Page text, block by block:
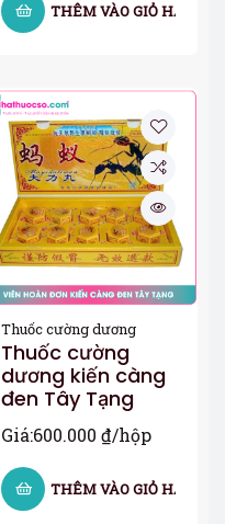
THÊM VÀO GIỎ HÀNG
Thuốc cường dương
Thuốc cường
dương kiến càng
đen Tây Tạng
Giá:600.000 ₫/hộp
THÊM VÀO GIỎ HÀNG